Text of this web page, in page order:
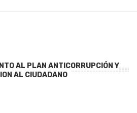
AL PLAN ANTICORRUPCIÓN Y
AL CIUDADANO